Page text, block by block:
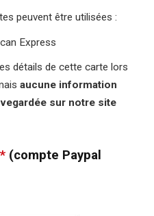
peuvent être utilisées :
détails de cette carte lors
aucune information
sur notre site
* (compte Paypal